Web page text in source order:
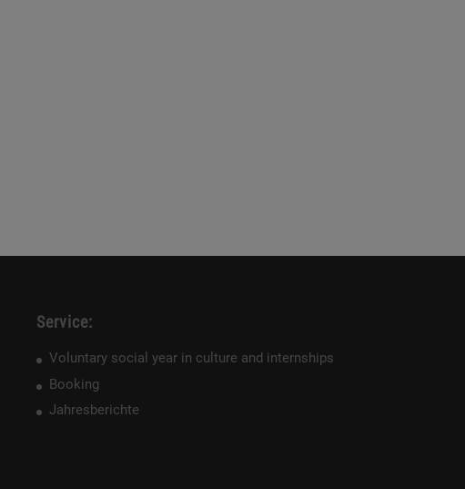
Service:
Voluntary social year in culture and internships
Booking
Jahresberichte